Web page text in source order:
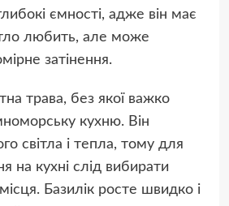
ємності, адже він має
любить, але може
затінення.
трава, без якої важко
кухню. Він
світла і тепла, тому для
на кухні слід вибирати
Базилік росте швидко і